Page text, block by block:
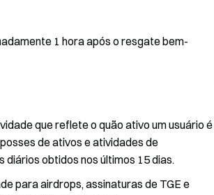
1 hora após o resgate bem-
que reflete o quão ativo um usuário é
de ativos e atividades de
diários obtidos nos últimos 15 dias.
para airdrops, assinaturas de TGE e